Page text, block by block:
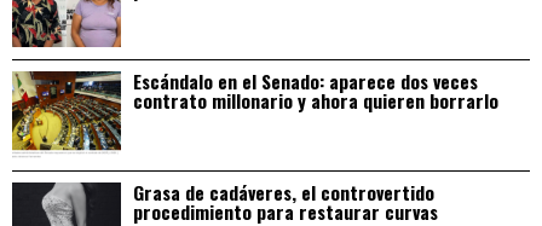
Escándalo en el Senado: aparece dos veces
contrato millonario y ahora quieren borrarlo
Grasa de cadáveres, el controvertido
procedimiento para restaurar curvas